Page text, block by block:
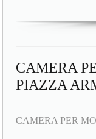
CAMERA
PIAZZA
CAMERA PER